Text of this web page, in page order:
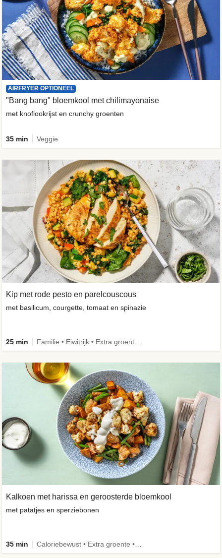
Kalkoen met harissa en geroosterde bloemkool
met patatjes en sperziebonen
35 min
AIRFRYER OPTIONEEL
"Bang bang" bloemkool met chilimayonaise
met knoflookrijst en crunchy groenten
35 min Veggie
Kip met rode pesto en parelcouscous
met basilicum, courgette, tomaat en spinazie
25 min